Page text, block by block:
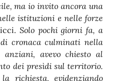
ma io invito ancora una
istituzioni e nelle forze
Solo pochi giorni fa, a
cronaca culminati nella
avevo chiesto al
dei presìdi sul territorio.
richiesta, evidenziando